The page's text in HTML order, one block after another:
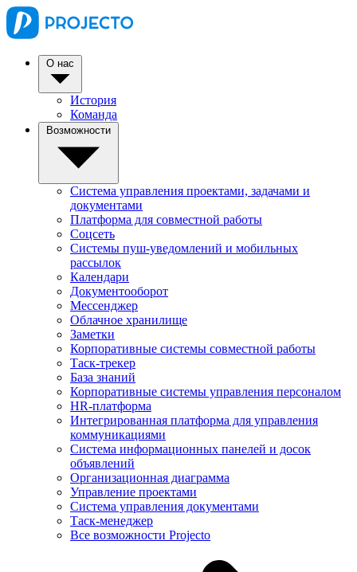
О нас
История
Команда
Возможности
Система управления проектами, задачами и
документами
Платформа для совместной работы
Соцсеть
Системы пуш-уведомлений и мобильных
рассылок
Календари
Документооборот
Мессенджер
Облачное хранилище
Заметки
Корпоративные системы совместной работы
Таск-трекер
База знаний
Корпоративные системы управления персоналом
HR-платформа
Интегрированная платформа для управления
коммуникациями
Система информационных панелей и досок
объявлений
Организационная диаграмма
Управление проектами
Система управления документами
Таск-менеджер
Все возможности Projecto